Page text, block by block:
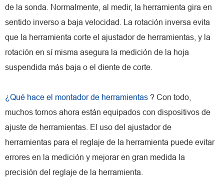
de la sonda. Normalmente, al medir, la herramienta gira en
sentido inverso a baja velocidad. La rotación inversa evita
que la herramienta corte el ajustador de herramientas, y la
rotación en sí misma asegura la medición de la hoja
suspendida más baja o el diente de corte.
¿Qué hace el montador de herramientas ? Con todo,
muchos tornos ahora están equipados con dispositivos de
ajuste de herramientas. El uso del ajustador de
herramientas para el reglaje de la herramienta puede evitar
errores en la medición y mejorar en gran medida la
precisión del reglaje de la herramienta.